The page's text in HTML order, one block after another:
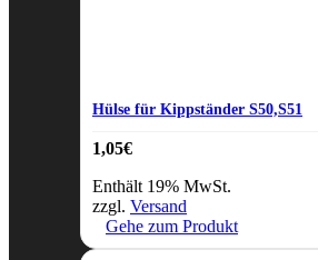
Hülse für Kippständer S50,S51
1,05€
Enthält 19% MwSt.
zzgl. Versand
Gehe zum Produkt